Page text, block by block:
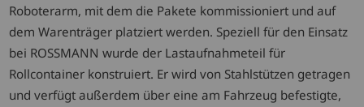
Roboterarm, mit dem die Pakete kommissioniert und auf
dem Warenträger platziert werden. Speziell für den Einsatz
bei ROSSMANN wurde der Lastaufnahmeteil für
Rollcontainer konstruiert. Er wird von Stahlstützen getragen
und verfügt außerdem über eine am Fahrzeug befestigte,